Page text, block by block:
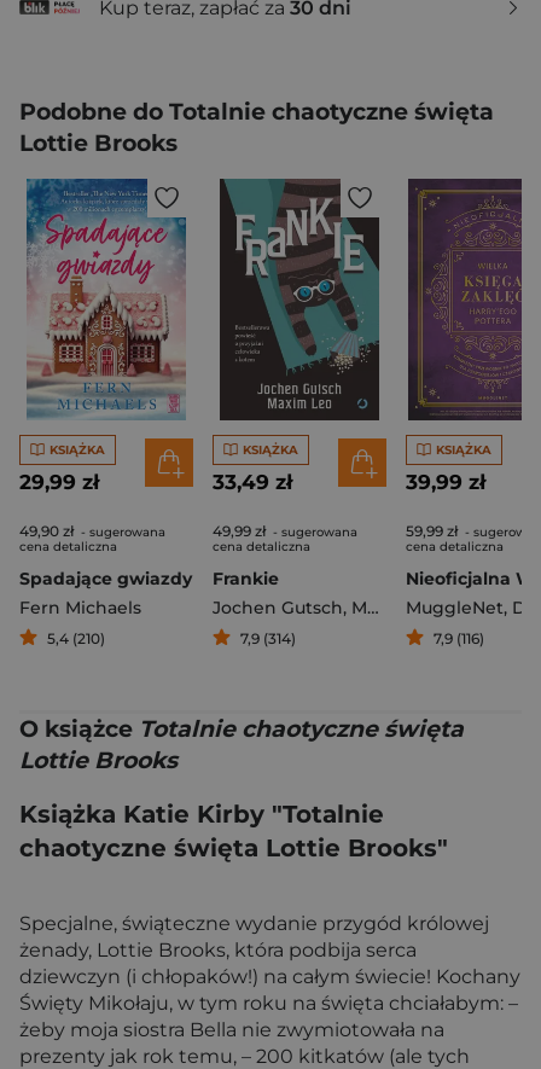
Kup teraz, zapłać za 30 dni
Podobne do Totalnie chaotyczne święta
Lottie Brooks
KSIĄŻKA
29,99 zł
49,90 zł - sugerowana
cena detaliczna
Spadające gwiazdy
Fern Michaels
5,4 (210)
KSIĄŻKA
33,49 zł
49,99 zł - sugerowana
cena detaliczna
Frankie
Jochen Gutsch, Maxim Leo
7,9 (314)
KSIĄŻKA
39,99 zł
59,99 zł -
cena detaliczna
MuggleNet,
7,9 (116)
O książce Totalnie chaotyczne święta
Lottie Brooks
Książka Katie Kirby "Totalnie
chaotyczne święta Lottie Brooks"
Specjalne, świąteczne wydanie przygód królowej
żenady, Lottie Brooks, która podbija serca
dziewczyn (i chłopaków!) na całym świecie! Kochany
Święty Mikołaju, w tym roku na święta chciałabym: –
żeby moja siostra Bella nie zwymiotowała na
prezenty jak rok temu, – 200 kitkatów (ale tych